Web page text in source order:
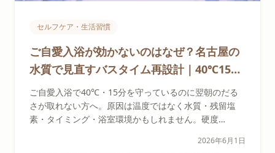
セルフケア・生活習慣
ご自愛入浴が効かないのはなぜ？名古屋の
水質で見直すバスタイム再設計｜40℃15分
を守っても翌朝だるい人へ
ご自愛入浴で40℃・15分を守っているのに翌朝のだる
さが取れない方へ。原因は温度ではなく水質・残留塩
素・タイミング・浴室環境かもしれません。硬度
セラピストが住環境に合わせたバスタイムの再設計を解
2026年6月1日